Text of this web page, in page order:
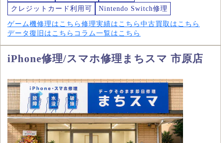
クレジットカード利用可
Nintendo Switch修理
ゲーム機修理はこちら 修理実績はこちら 中古買取はこちら
データ復旧はこちら コラム一覧はこちら
iPhone修理/スマホ修理まちスマ 市原店